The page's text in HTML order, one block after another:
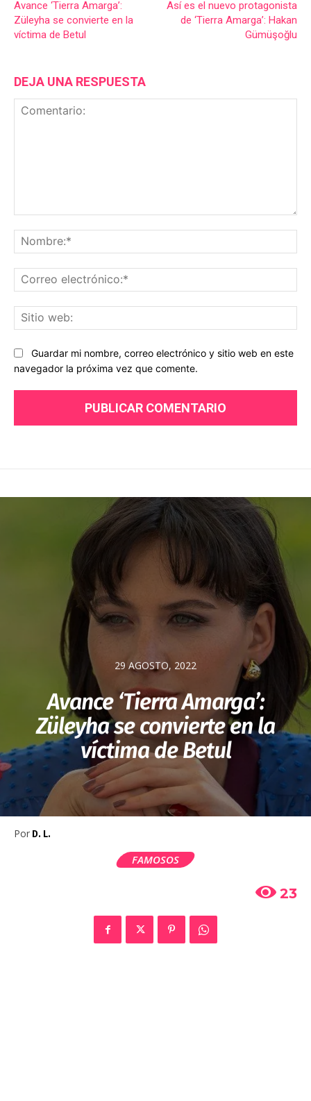
Avance ‘Tierra Amarga’:
Züleyha se convierte en la
víctima de Betul
Así es el nuevo protagonista
de ‘Tierra Amarga’: Hakan
Gümüşoğlu
DEJA UNA RESPUESTA
Guardar mi nombre, correo electrónico y sitio web en este
navegador la próxima vez que comente.